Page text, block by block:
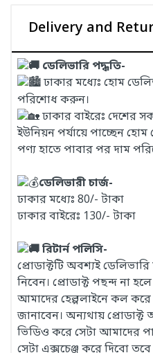
Delivery and
ডেলিভারি পদ্ধতি-
ঢাকার মধ্যেঃ হোম
পরিশোধ করুন।
ঢাকার বাইরেঃ দেশের
ইউনিয়ন পর্যায়ে পাচ্ছেন হোম
পণ্য হাতে পাবার পর দাম
ডেলিভারী চার্জ-
ঢাকার মধ্যেঃ 80/- টাকা
ঢাকার বাইরেঃ 130/- টাকা
রিটার্ন পলিসি-
প্রোডাক্টটি অবশ্যই
নিবেন। প্রোডাক্ট পছন্দ না
আমাদের হেল্পলাইনে কল
জানাবেন। অন্যথায়
ভিডিও করে সেটা আমাদের
সেটা এক্সচেঞ্জ করে দিবো